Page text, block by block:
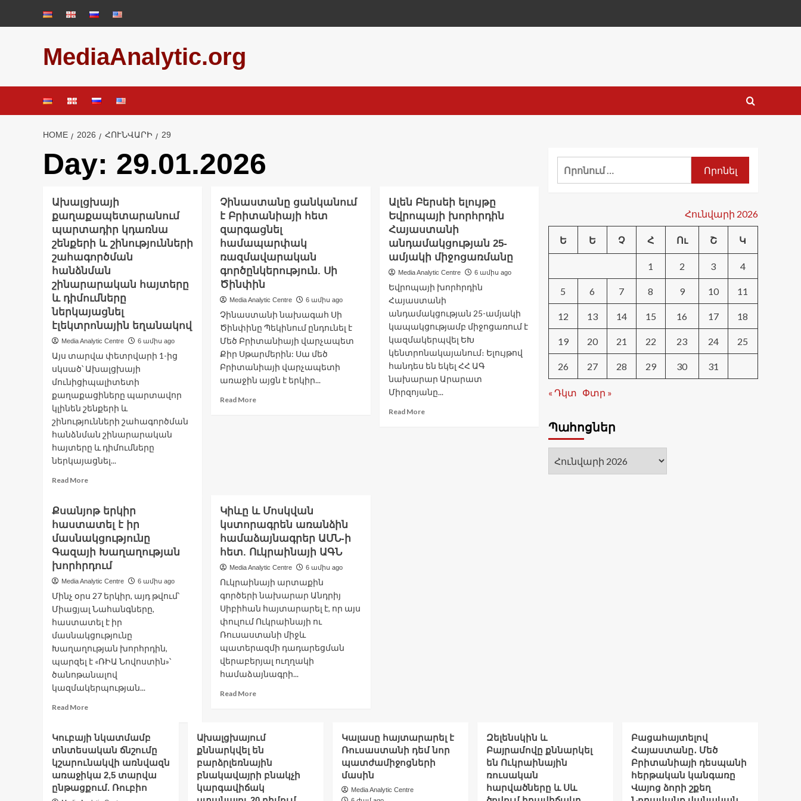
MediaAnalytic.org
HOME 2026 ՀՈՒՆՎԱՐԻ 29
Day: 29.01.2026
Ախալցխայի
քաղաքապետարանում
պարտադիր կդառնա
շենքերի և շինությունների
շահագործման
հանձնման
շինարարական հայտերը
և դիմումները
ներկայացնել
էլեկտրոնային եղանակով
Media Analytic Centre 6 ամիս ago
Այս տարվա փետրվարի 1-ից
սկսած՝ Ախալցխայի
մունիցիպալիտետի
քաղաքացիները պարտավոր
կլինեն շենքերի և
շինությունների շահագործման
հանձնման շինարարական
հայտերը և դիմումները
ներկայացնել...
Read MoreRead
Ախալցխայի
քաղաքապետարանում
պարտադիր
կդառնա
շենքերի
և
շինությունների
շահագործման
հանձնման
շինարարական
հայտերը
և
դիմումները
ներկայացնել
էլեկտրոնային
եղանակով
Չինաստանը ցանկանում
է Բրիտանիայի հետ
զարգացնել
համապարփակ
ռազմավարական
գործընկերություն. Սի
Ծինփին
Media Analytic Centre 6 ամիս ago
Չինաստանի նախագահ Սի
Ծինփինը Պեկինում ընդունել է
Մեծ Բրիտանիայի վարչապետ
Քիր Սթարմերին: Սա մեծ
Բրիտանիայի վարչապետի
առաջին այցն է երկիր...
Read MoreRead
ռազմավարական
գործընկերություն.
Սի
Ծինփին
Ալեն Բերսեի ելույթը
Եվրոպայի խորհրդին
Հայաստանի
անդամակցության 25-
ամյակի միջոցառմանը
Media Analytic Centre 6 ամիս ago
Եվրոպայի խորհրդին
Հայաստանի
անդամակցության 25-ամյակի
կապակցությամբ միջոցառում է
կազմակերպվել ԵԽ
կենտրոնակայանում։ Ելույթով
հանդես են եկել ՀՀ ԱԳ
նախարար Արարատ
Միրզոյանը...
Read MoreRead
Քսանյոթ երկիր
հաստատել է իր
մասնակցությունը
Գազայի Խաղաղության
խորհրդում
Media Analytic Centre 6 ամիս ago
Մինչ օրս 27 երկիր, այդ թվում՝
Միացյալ Նահանգները,
հաստատել է իր
մասնակցությունը
Խաղաղության խորհրդին,
պարզել է «ՌԻԱ Նովոստին»՝
ծանոթանալով
կազմակերպության...
Read MoreRead
Քսանյոթ
երկիր
հաստատել
է
իր
մասնակցությունը
Կիևը և Մոսկվան
կստորագրեն առանձին
համաձայնագրեր ԱՄՆ-ի
հետ. Ուկրաինայի ԱԳՆ
Media Analytic Centre 6 ամիս ago
Ուկրաինայի արտաքին
գործերի նախարար Անդրիյ
Սիբիհան հայտարարել է, որ այս
փուլում Ուկրաինայի ու
Ռուսաստանի միջև
պատերազմի դադարեցման
վերաբերյալ ուղղակի
համաձայնագրի...
Read MoreRead
և
Մոսկվան
կստորագրեն
առանձին
համաձայնագրեր
ԱՄՆ-
Որոնել՝
Հունվարի 2026
Ե Ե Չ Հ Ու Շ Կ
1 2 3 4
5 6 7 8 9 10 11
12 13 14 15 16 17 18
19 20 21 22 23 24 25
26 27 28 29 30 31
« Դկտ Փտր »
Պահոցներ
Պահոցներ
Կուբայի նկատմամբ
տնտեսական ճնշումը
կշարունակվի առնվազն
առաջիկա 2,5 տարվա
ընթացքում. Ռուբիո
Ախալցխայում
քննարկվել են
բարձրլեռնային
բնակավայրի բնակչի
կարգավիճակ
Կալասը հայտարարել է
Ռուսաստանի դեմ նոր
պատժամիջոցների
մասին
Media Analytic Centre
Զելենսկին և
Բայրամովը քննարկել
են Ուկրաինային
ռուսական
հարվածները և Սև
Բացահայտելով
Հայաստանը․ Մեծ
Բրիտանիայի դեսպանի
հերթական կանգառը
Վայոց ձորի շքեղ